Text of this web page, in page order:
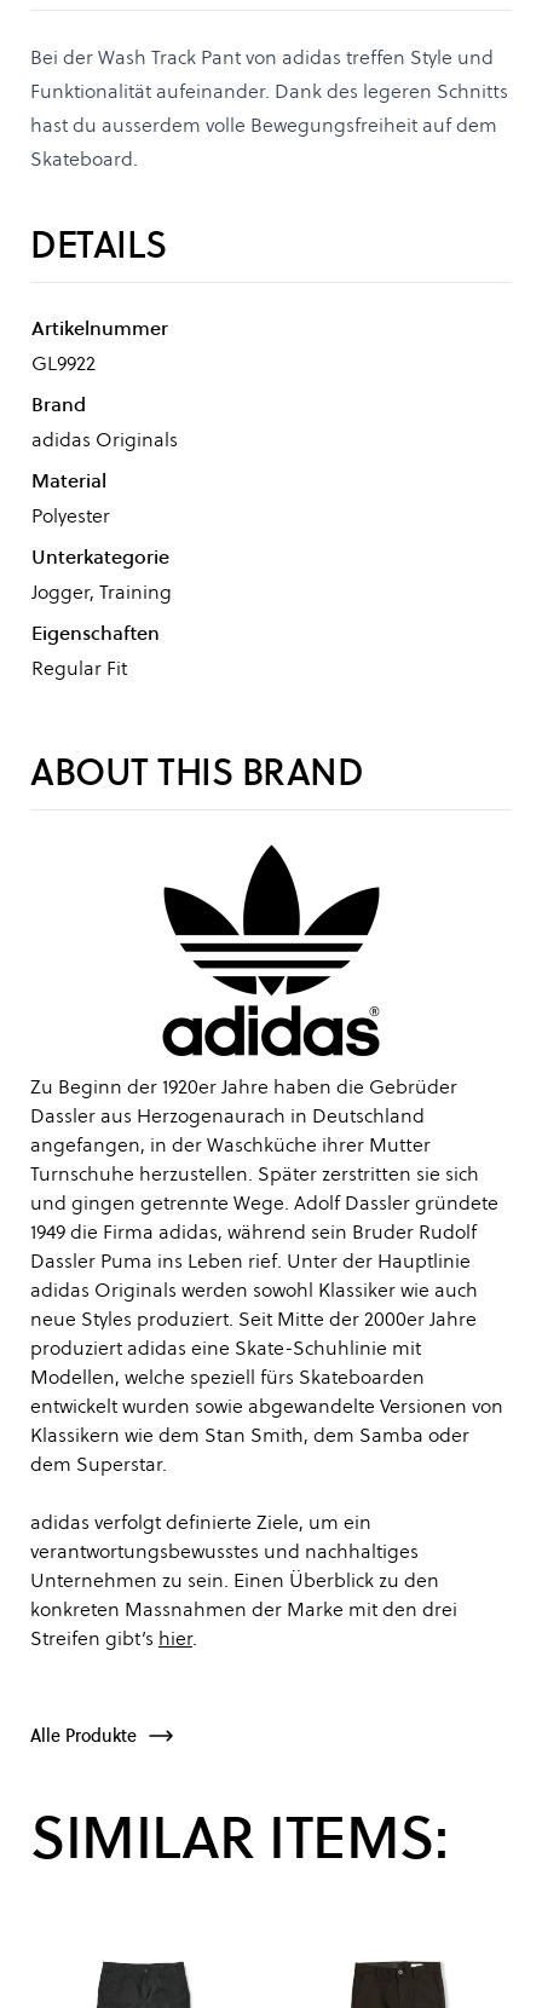
Bei der Wash Track Pant von adidas treffen Style und
Funktionalität aufeinander. Dank des legeren Schnitts
hast du ausserdem volle Bewegungsfreiheit auf dem
Skateboard.
DETAILS
Artikelnummer
GL9922
Brand
adidas Originals
Material
Polyester
Unterkategorie
Jogger, Training
Eigenschaften
Regular Fit
ABOUT THIS BRAND
Zu Beginn der 1920er Jahre haben die Gebrüder
Dassler aus Herzogenaurach in Deutschland
angefangen, in der Waschküche ihrer Mutter
Turnschuhe herzustellen. Später zerstritten sie sich
und gingen getrennte Wege. Adolf Dassler gründete
1949 die Firma adidas, während sein Bruder Rudolf
Dassler Puma ins Leben rief. Unter der Hauptlinie
adidas Originals werden sowohl Klassiker wie auch
neue Styles produziert. Seit Mitte der 2000er Jahre
produziert adidas eine Skate-Schuhlinie mit
Modellen, welche speziell fürs Skateboarden
entwickelt wurden sowie abgewandelte Versionen von
Klassikern wie dem Stan Smith, dem Samba oder
dem Superstar.
adidas verfolgt definierte Ziele, um ein
verantwortungsbewusstes und nachhaltiges
Unternehmen zu sein. Einen Überblick zu den
konkreten Massnahmen der Marke mit den drei
Streifen gibt’s hier.
Alle Produkte
SIMILAR ITEMS: